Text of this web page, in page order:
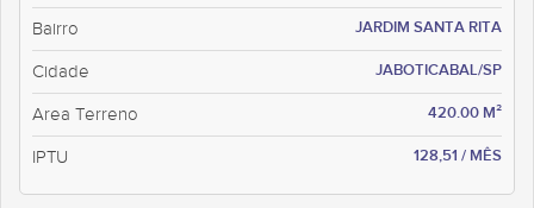
Bairro JARDIM SANTA RITA
Cidade JABOTICABAL/SP
Area Terreno 420.00 M²
IPTU 128,51 / MÊS